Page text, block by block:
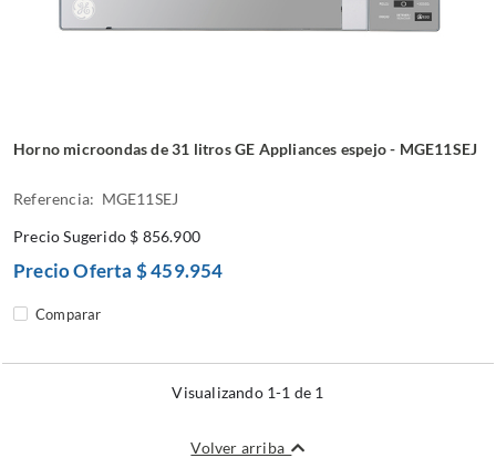
Horno microondas de 31 litros GE Appliances espejo - MGE11SEJ
Referencia: MGE11SEJ
Precio Sugerido $ 856.900
Precio Oferta $ 459.954
Comparar
Visualizando 1-1 de 1
Volver arriba